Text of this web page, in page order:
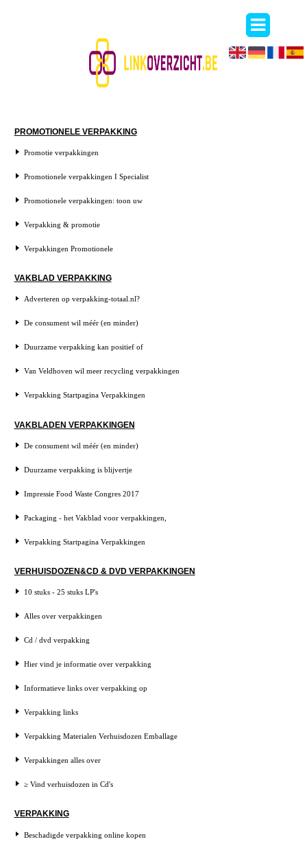
PROMOTIONELE VERPAKKING
Promotie verpakkingen
Promotionele verpakkingen I Specialist
Promotionele verpakkingen: toon uw
Verpakking & promotie
Verpakkingen Promotionele
VAKBLAD VERPAKKING
Adverteren op verpakking-totaal.nl?
De consument wil méér (en minder)
Duurzame verpakking kan positief of
Van Veldhoven wil meer recycling verpakkingen
Verpakking Startpagina Verpakkingen
VAKBLADEN VERPAKKINGEN
De consument wil méér (en minder)
Duurzame verpakking is blijvertje
Impressie Food Waste Congres 2017
Packaging - het Vakblad voor verpakkingen,
Verpakking Startpagina Verpakkingen
VERHUISDOZEN&CD & DVD VERPAKKINGEN
10 stuks - 25 stuks LP's
Alles over verpakkingen
Cd / dvd verpakking
Hier vind je informatie over verpakking
Informatieve links over verpakking op
Verpakking links
Verpakking Materialen Verhuisdozen Emballage
Verpakkingen alles over
≥ Vind verhuisdozen in Cd's
VERPAKKING
Beschadigde verpakking online kopen